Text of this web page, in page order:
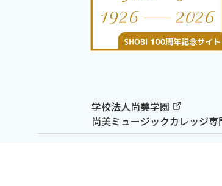
学校法人尚美学園
尚美ミュージックカレッジ専